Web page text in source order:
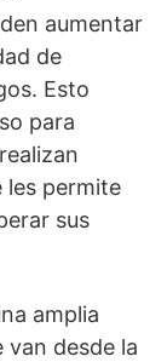
aumentar
de
Esto
para
les permite
sus
amplia
van desde la